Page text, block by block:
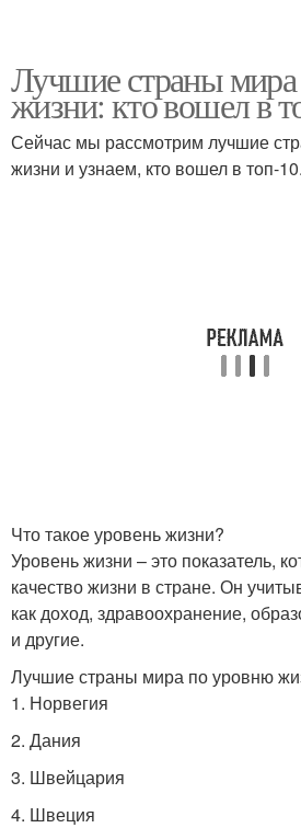
Лучшие страны
жизни: кто вошел в
Сейчас мы рассмотрим лучшие
жизни и узнаем, кто вошел в топ-10.
Что такое уровень жизни?
Уровень жизни – это показатель,
качество жизни в стране. Он
как доход, здравоохранение,
и другие.
Лучшие страны мира по уровню
1. Норвегия
2. Дания
3. Швейцария
4. Швеция